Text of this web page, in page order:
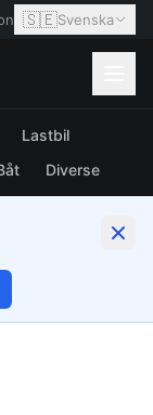
🇸🇪Svenska
Lastbil
Diverse
1/18